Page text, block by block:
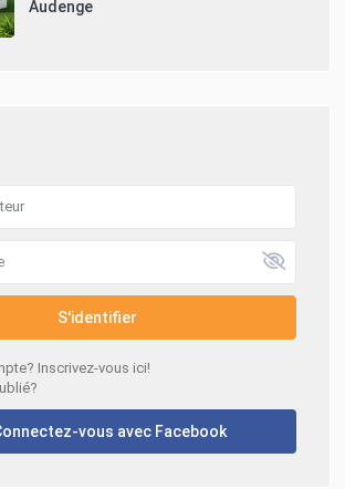
Audenge
S'identifier
Inscrivez-vous ici!
vous avec Facebook